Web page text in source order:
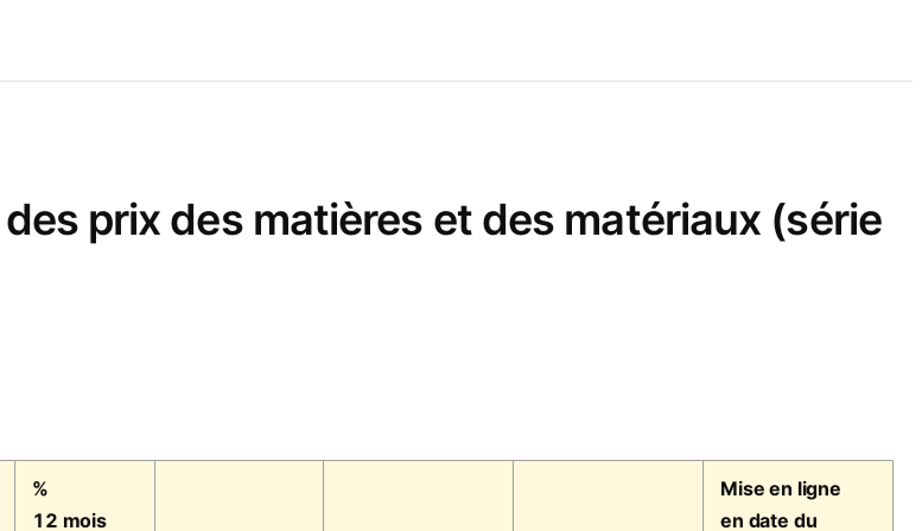
prix des matières et des matériaux (série
%
12 mois
Mise en ligne
en date du